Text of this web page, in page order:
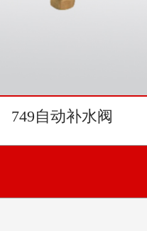
749自动补水阀